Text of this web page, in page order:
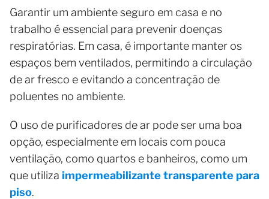
Garantir um ambiente seguro em casa e no
trabalho é essencial para prevenir doenças
respiratórias. Em casa, é importante manter os
espaços bem ventilados, permitindo a circulação
de ar fresco e evitando a concentração de
poluentes no ambiente.
O uso de purificadores de ar pode ser uma boa
opção, especialmente em locais com pouca
ventilação, como quartos e banheiros, como um
que utiliza impermeabilizante transparente para
piso.